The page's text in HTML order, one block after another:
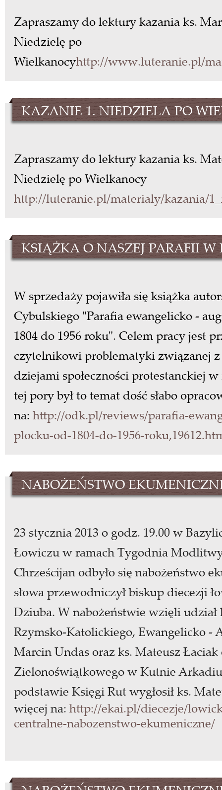
Zapraszamy do lektury kazania ks.
Niedzielę po
Wielkanocyhttp://www.luteranie.pl/
KAZANIE 1. NIEDZIELA PO
Zapraszamy do lektury kazania ks.
Niedzielę po Wielkanocy
http://luteranie.pl/materialy/kazania/
KSIĄŻKA O NASZEJ PARAFII W
W sprzedaży pojawiła się książka
Cybulskiego "Parafia ewangelicko -
1804 do 1956 roku". Celem pracy jest
czytelnikowi problematyki związanej
dziejami społeczności protestanckiej
tej pory był to temat dość słabo
na: http://odk.pl/reviews/parafia-
plocku-od-1804-do-1956-
NABOŻEŃSTWO
23 stycznia 2013 o godz. 19.00 w
Łowiczu w ramach Tygodnia
Chrześcijan odbyło się nabożeństwo
słowa przewodniczył biskup diecezji
Dziuba. W nabożeństwie wzięli udział
Rzymsko-Katolickiego, Ewangelicko -
Marcin Undas oraz ks. Mateusz Łaciak
Zielonoświątkowego w Kutnie
podstawie Księgi Rut wygłosił ks.
więcej na: http://ekai.pl/diecezje/
centralne-nabozenstwo-ekumeniczne/